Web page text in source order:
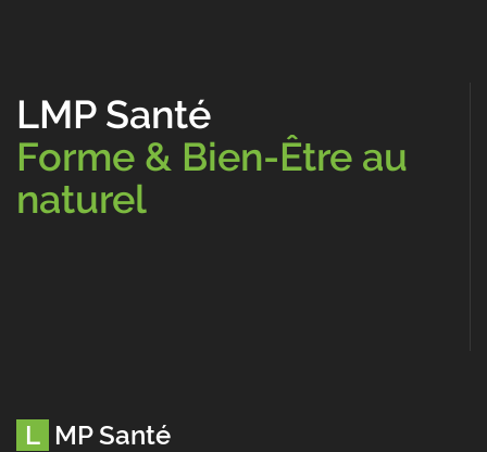
LMP Santé
Forme & Bien-Être au
naturel
LMP Santé